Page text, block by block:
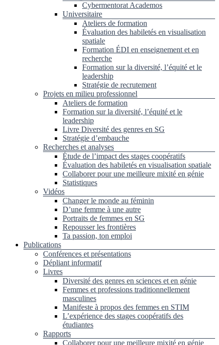
Cybermentorat Academos
Universitaire
Ateliers de formation
Évaluation des habiletés en visualisation
spatiale
Formation ÉDI en enseignement et en
recherche
Formation sur la diversité, l’équité et le
leadership
Stratégie de recrutement
Projets en milieu professionnel
Ateliers de formation
Formation sur la diversité, l’équité et le
leadership
Livre Diversité des genres en SG
Stratégie d’embauche
Recherches et analyses
Étude de l’impact des stages coopératifs
Évaluation des habiletés en visualisation spatiale
Collaborer pour une meilleure mixité en génie
Statistiques
Vidéos
Changer le monde au féminin
D’une femme à une autre
Portraits de femmes en SG
Repousser les frontières
Ta passion, ton emploi
Publications
Conférences et présentations
Dépliant informatif
Livres
Diversité des genres en sciences et en génie
Femmes et professions traditionnellement
masculines
Manifeste à propos des femmes en STIM
L’expérience des stages coopératifs des
étudiantes
Rapports
Collaborer pour une meilleure mixité en génie